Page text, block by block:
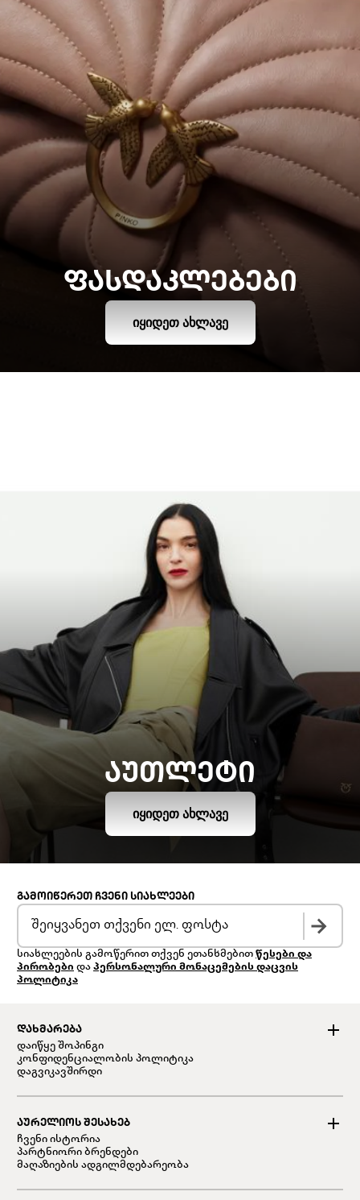
ᲤᲐᲡᲓᲐᲙᲚᲔᲑᲔᲑᲘ
ᲘᲧᲘᲓᲔᲗ ᲐᲮᲚᲐᲕᲔ
ᲐᲣᲗᲚᲔᲢᲘ
ᲘᲧᲘᲓᲔᲗ ᲐᲮᲚᲐᲕᲔ
ᲓᲐᲮᲛᲐᲠᲔᲑᲐ
დაიწყე შოპინგი
კონფიდენციალობის პოლიტიკა
დაგვიკავშირდი
ᲐᲣᲠᲔᲚᲘᲝᲡ ᲨᲔᲡᲐᲮᲔᲑ
ჩვენი ისტორია
პარტნიორი ბრენდები
მაღაზიების ადგილმდებარეობა
ᲒᲐᲛᲝᲘᲬᲔᲠᲔᲗ ᲩᲕᲔᲜᲘ ᲡᲘᲐᲮᲚᲔᲔᲑᲘ
სიახლეების გამოწერით თქვენ ეთანხმებით წესები და
პირობები და პერსონალური მონაცემების დაცვის
პოლიტიკა